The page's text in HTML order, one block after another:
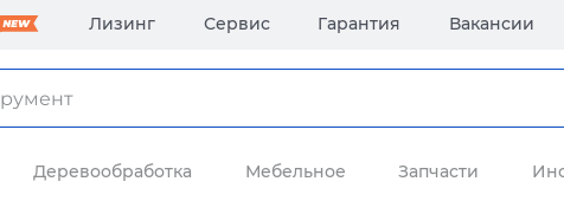
Лизинг Сервис Гарантия Вакансии
Деревообработка Мебельное Запчасти